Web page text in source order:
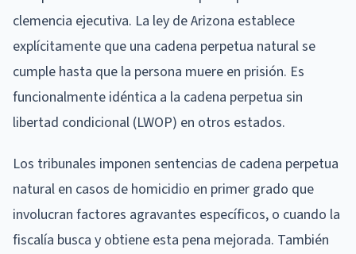
clemencia ejecutiva. La ley de Arizona establece
explícitamente que una cadena perpetua natural se
cumple hasta que la persona muere en prisión. Es
funcionalmente idéntica a la cadena perpetua sin
libertad condicional (LWOP) en otros estados.
Los tribunales imponen sentencias de cadena perpetua
natural en casos de homicidio en primer grado que
involucran factores agravantes específicos, o cuando la
fiscalía busca y obtiene esta pena mejorada. También